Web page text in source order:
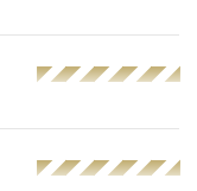
◢◤◢◤◢◤◢◤◢◤
◢◤◢◤◢◤◢◤◢◤